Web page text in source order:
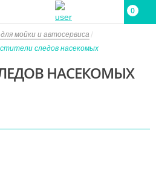
0
мойки и автосервиса
следов насекомых
НАСЕКОМЫХ